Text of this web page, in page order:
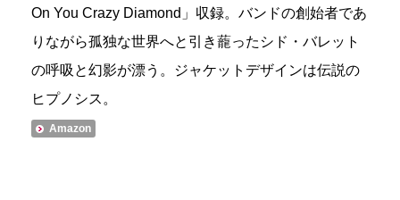
On You Crazy Diamond」収録。バンドの創始者であ
りながら孤独な世界へと引き蘢ったシド・バレット
の呼吸と幻影が漂う。ジャケットデザインは伝説の
ヒプノシス。
Amazon